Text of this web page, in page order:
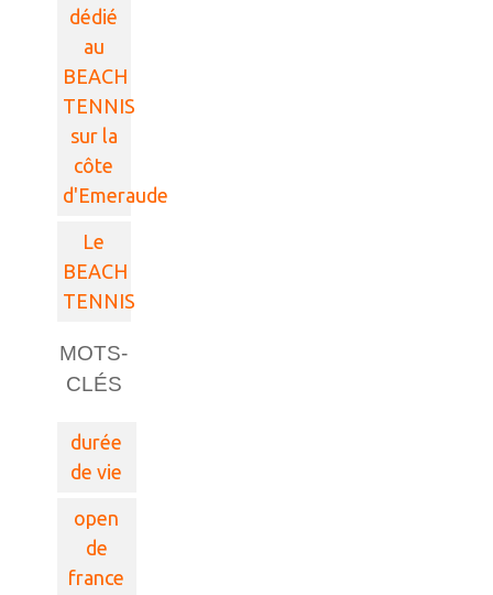
dédié
au
BEACH
TENNIS
sur la
côte
d'Emeraude
Le
BEACH
TENNIS
MOTS-
CLÉS
durée
de vie
open
de
france